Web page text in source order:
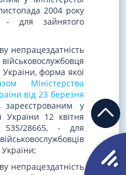
2004 року
для зайнятого
непрацездатність
України, форма якої
Міністерства
від 23 березня
зареєстрованим у
України 12 квітня
28665, - для
України;
непрацездатність